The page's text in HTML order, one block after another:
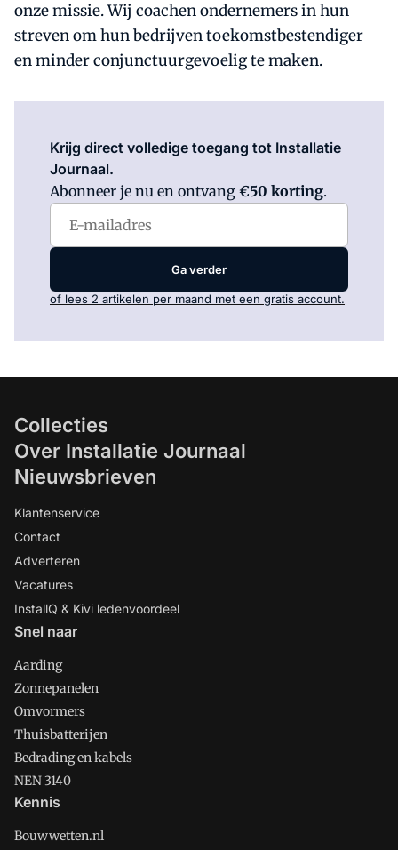
onze missie. Wij coachen ondernemers in hun
streven om hun bedrijven toekomstbestendiger
en minder conjunctuurgevoelig te maken.
Krijg direct volledige toegang tot Installatie
Journaal.
Abonneer je nu en ontvang €50 korting.
Ga verder
of lees 2 artikelen per maand met een gratis account.
Collecties
Over Installatie Journaal
Nieuwsbrieven
Klantenservice
Contact
Adverteren
Vacatures
InstallQ & Kivi ledenvoordeel
Snel naar
Aarding
Zonnepanelen
Omvormers
Thuisbatterijen
Bedrading en kabels
NEN 3140
Kennis
Bouwwetten.nl